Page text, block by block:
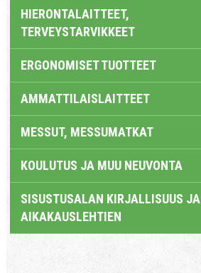
HIERONTALAITTEET,
TERVEYSTARVIKKEET
ERGONOMISET TUOTTEET
AMMATTILAISLAITTEET
MESSUT, MESSUMATKAT
KOULUTUS JA MUU NEUVONTA
SISUSTUSALAN KIRJALLISUUS JA
AIKAKAUSLEHTIEN